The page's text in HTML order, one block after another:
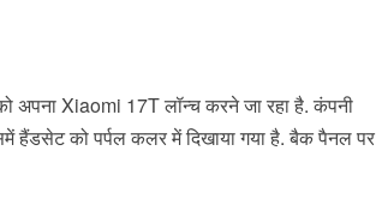
अपना Xiaomi 17T लॉन्च करने जा रहा है. कंपनी
हैंडसेट को पर्पल कलर में दिखाया गया है. बैक पैनल पर